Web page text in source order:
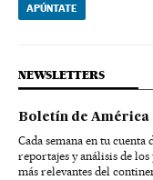
APÚNTATE
NEWSLETTERS
Boletín de América
Cada semana en tu
reportajes y análisis de
más relevantes del